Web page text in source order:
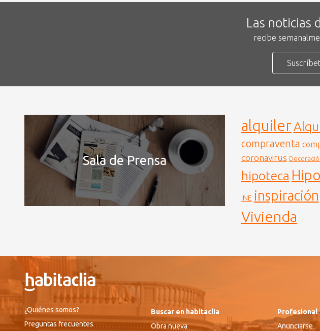
Las noticias
recibe
Sala de Prensa
alquiler
compraventa
coronavirus
hipoteca
INE inspiración
Vivienda
¿Quiénes somos?
Preguntas frecuentes
Buscar en habitaclia
Obra nueva
Profesional
Anunciarse